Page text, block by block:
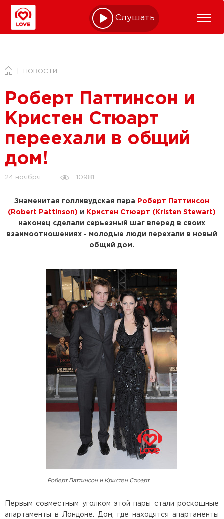
Слушать online
НОВОСТИ
Роберт Паттинсон и
Кристен Стюарт
переехали в общий
дом!
24 ноября 10981
Знаменитая голливудская пара
Роберт Паттинсон
(Robert Pattinson) и
Кристен Стюарт (Kristen Stewart)
наконец сделали серьезный шаг вперед в своих
взаимоотношениях - молодые люди перехали в новый
общий дом.
Роберт Паттинсон и Кристен Стюарт
Первым совместным уголком этой пары стали роскошные
апартаменты в Лондоне. Дом, где находятся апартаменты